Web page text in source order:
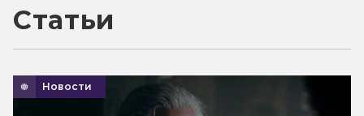
Статьи
Новости